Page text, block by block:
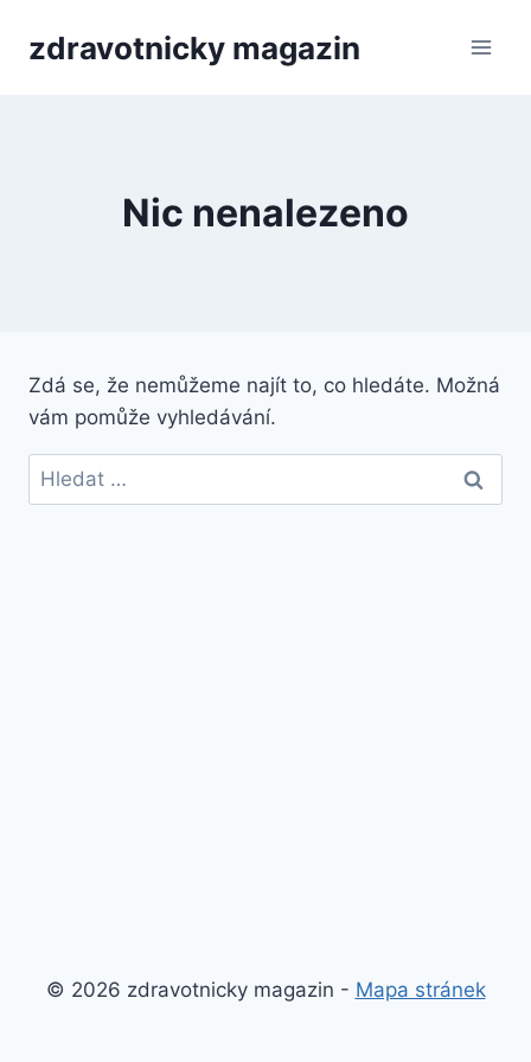
zdravotnicky magazin
Nic nenalezeno
Zdá se, že nemůžeme najít to, co hledáte. Možná
vám pomůže vyhledávání.
Vyhledávání
© 2026 zdravotnicky magazin - Mapa stránek